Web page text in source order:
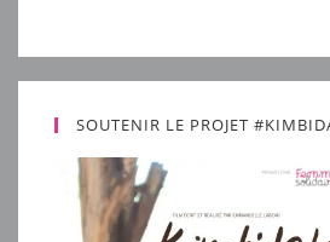
SOUTENIR LE PROJET